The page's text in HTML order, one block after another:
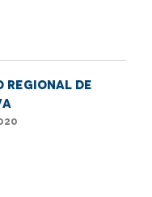
Regional de